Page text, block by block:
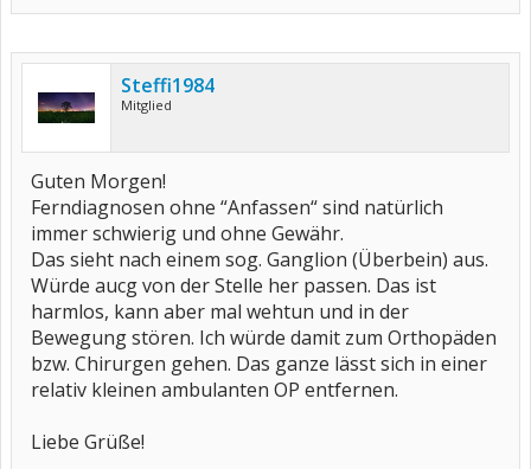
Steffi1984
Mitglied
Guten Morgen!
Ferndiagnosen ohne “Anfassen“ sind natürlich
immer schwierig und ohne Gewähr.
Das sieht nach einem sog. Ganglion (Überbein) aus.
Würde aucg von der Stelle her passen. Das ist
harmlos, kann aber mal wehtun und in der
Bewegung stören. Ich würde damit zum Orthopäden
bzw. Chirurgen gehen. Das ganze lässt sich in einer
relativ kleinen ambulanten OP entfernen.
Liebe Grüße!